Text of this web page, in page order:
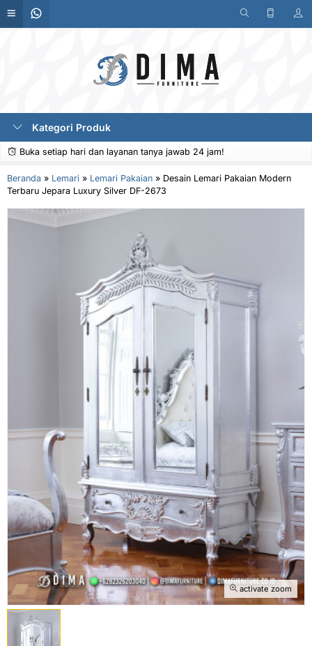
Kategori Produk
Buka setiap hari dan layanan tanya jawab 24 jam!
Beranda » Lemari » Lemari Pakaian » Desain Lemari Pakaian Modern
Terbaru Jepara Luxury Silver DF-2673
activate zoom